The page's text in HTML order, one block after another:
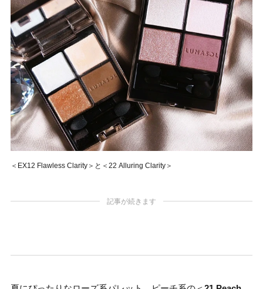
＜EX12 Flawless Clarity＞と＜22 Alluring Clarity＞
記事が続きます